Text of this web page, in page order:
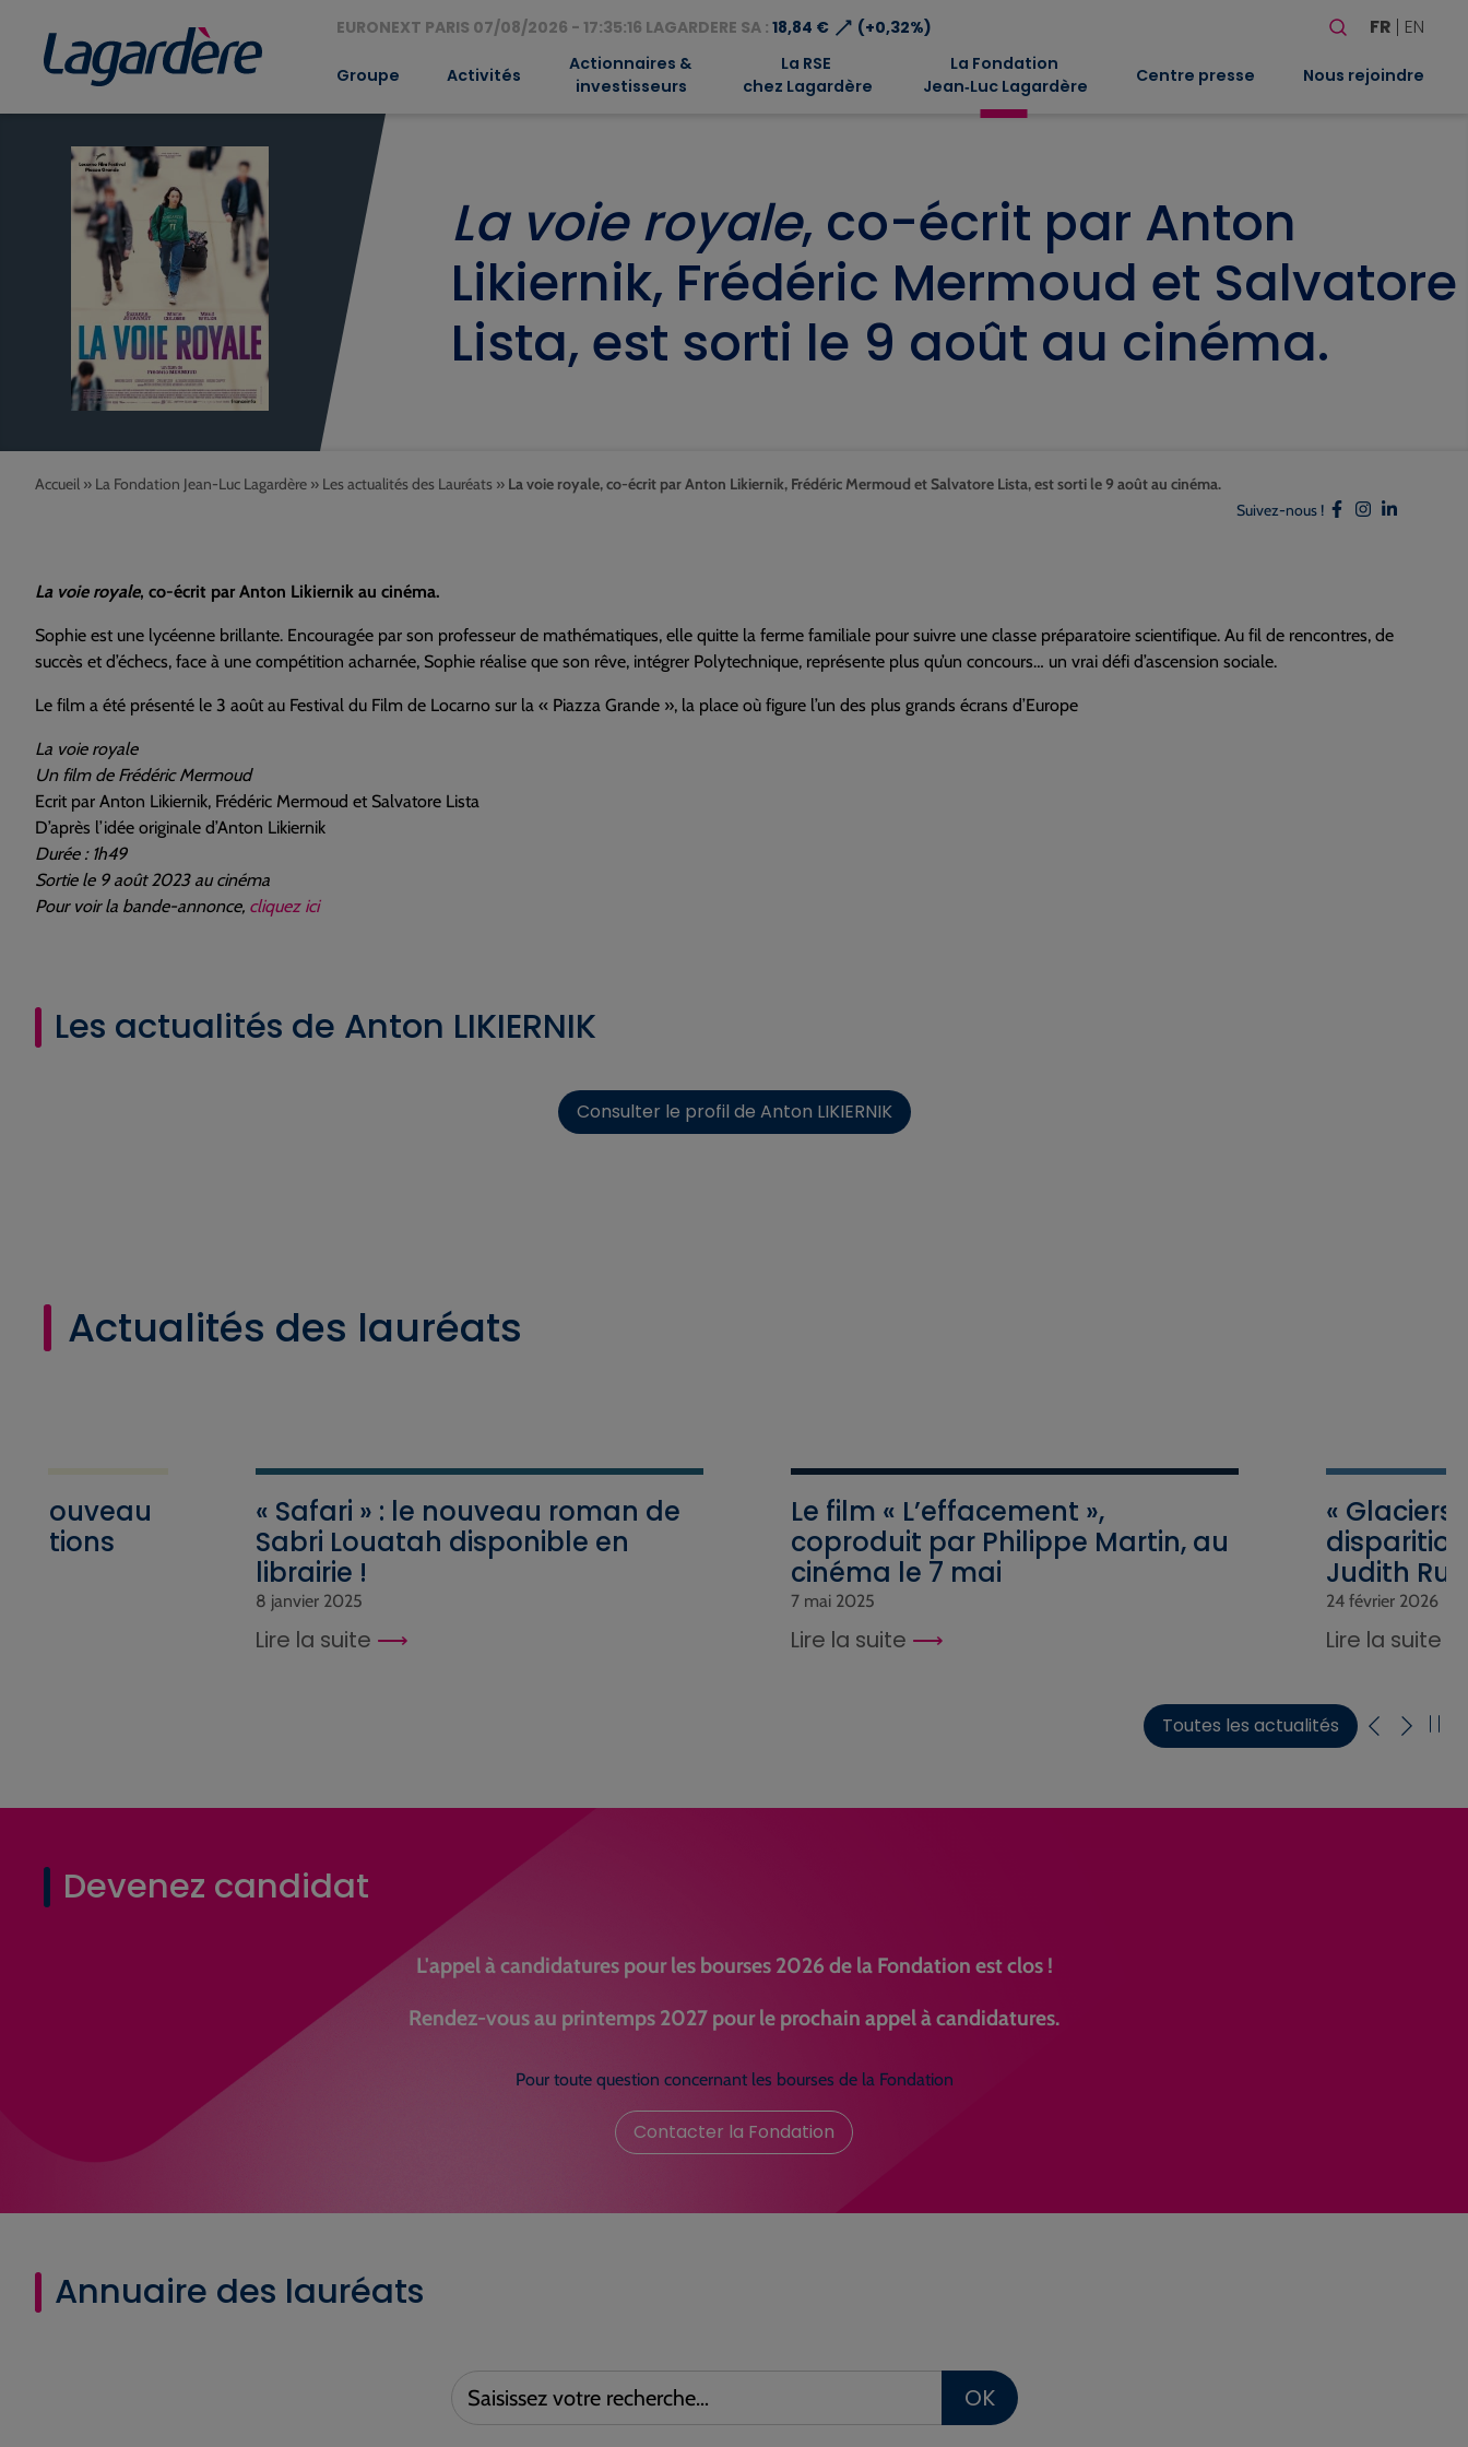
EURONEXT PARIS 07/08/2026 - 17:35:16 LAGARDERE SA : 18,84 €⟶ (+0,32%)
Rechercher
FR EN
Groupe Activités
Actionnaires &
investisseurs
La RSE
chez Lagardère
La Fondation
Jean‑Luc Lagardère
Centre presse Nous rejoindre
La voie royale, co-écrit par Anton
Likiernik, Frédéric Mermoud et Salvatore
Lista, est sorti le 9 août au cinéma.
Accueil » La Fondation Jean-Luc Lagardère » Les actualités des Lauréats » La voie royale, co-écrit par Anton Likiernik, Frédéric Mermoud et Salvatore Lista, est sorti le 9 août au cinéma.
Suivez-nous !
La voie royale, co-écrit par Anton Likiernik au cinéma.
Sophie est une lycéenne brillante. Encouragée par son professeur de mathématiques, elle quitte la ferme familiale pour suivre une classe préparatoire scientifique. Au fil de rencontres, de
succès et d’échecs, face à une compétition acharnée, Sophie réalise que son rêve, intégrer Polytechnique, représente plus qu’un concours… un vrai défi d’ascension sociale.
Le film a été présenté le 3 août au Festival du Film de Locarno sur la « Piazza Grande », la place où figure l’un des plus grands écrans d’Europe
La voie royale
Un film de Frédéric Mermoud
Ecrit par Anton Likiernik, Frédéric Mermoud et Salvatore Lista
D’après l’idée originale d’Anton Likiernik
Durée : 1h49
Sortie le 9 août 2023 au cinéma
Pour voir la bande-annonce, cliquez ici
Les actualités de Anton LIKIERNIK
Consulter le profil de Anton LIKIERNIK
Actualités des lauréats
nouveau
Editions
« Safari » : le nouveau roman de
Sabri Louatah disponible en
librairie !
8 janvier 2025
Lire la suite
Le film « L’effacement »,
coproduit par Philippe Martin, au
cinéma le 7 mai
7 mai 2025
Lire la suite
«
Judith
24 février 2026
Lire la suite
Toutes les actualités
Devenez candidat
L'appel à candidatures pour les bourses 2026 de la Fondation est clos !
Rendez-vous au printemps 2027 pour le prochain appel à candidatures.
Pour toute question concernant les bourses de la Fondation
Contacter la Fondation
Annuaire des lauréats
Saisissez
votre
OK